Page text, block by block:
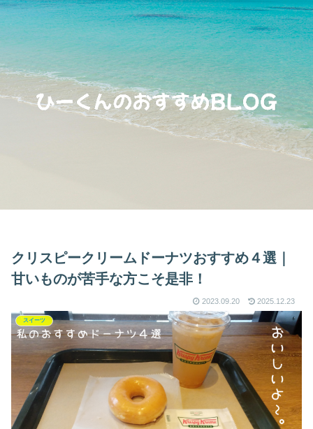
クリスピークリームドーナツおすすめ４選｜
甘いものが苦手な方こそ是非！
2023.09.20 2025.12.23
スイーツ